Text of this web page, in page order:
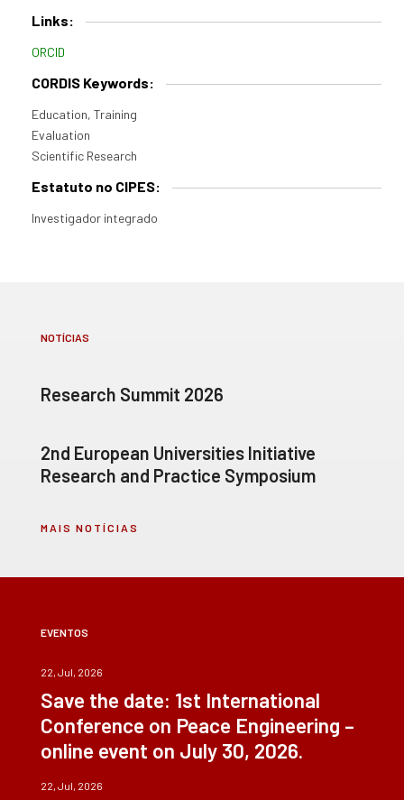
Links:
ORCID
CORDIS Keywords:
Education, Training
Evaluation
Scientific Research
Estatuto no CIPES:
Investigador integrado
NOTÍCIAS
Research Summit 2026
2nd European Universities Initiative
Research and Practice Symposium
MAIS NOTÍCIAS
EVENTOS
22, Jul, 2026
Save the date: 1st International
Conference on Peace Engineering –
online event on July 30, 2026.
22, Jul, 2026